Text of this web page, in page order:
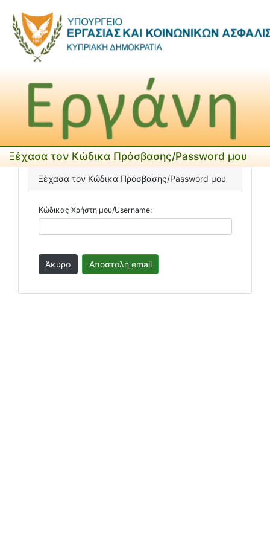
Ξέχασα τον Κώδικα Πρόσβασης/Password μου
Ξέχασα τον Κώδικα Πρόσβασης/Password μου
Κώδικας Χρήστη μου/Username: